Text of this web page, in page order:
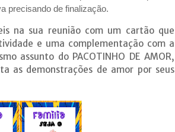
precisando de finalização.
na sua reunião com um cartão que
e uma complementação com a
assunto do PACOTINHO DE AMOR,
as demonstrações de amor por seus